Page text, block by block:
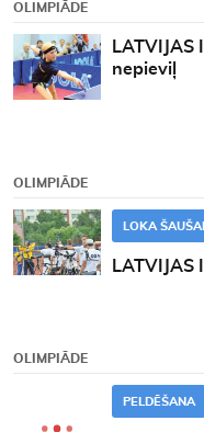
OLIMPIĀDE
LATVIJAS
nepieviļ
OLIMPIĀDE
LOKA
LATVIJAS
OLIMPIĀDE
PELDĒŠANA